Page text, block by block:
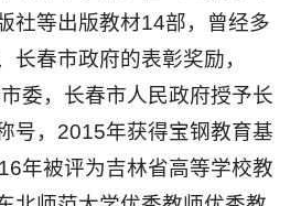
社等出版教材14部，曾经多
长春市政府的表彰奖励，
委，长春市人民政府授予长
号，2015年获得宝钢教育基
年被评为吉林省高等学校教